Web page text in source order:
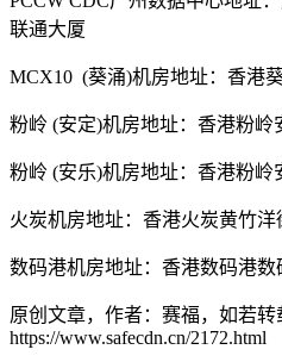
联通大厦
MCX10 (葵涌)机房地址：香港
粉岭 (安定)机房地址：香港粉岭
粉岭 (安乐)机房地址：香港粉岭
火炭机房地址：香港火炭黄竹
数码港机房地址：香港数码港数
原创文章，作者：赛福，如若转
https://www.safecdn.cn/2172.html